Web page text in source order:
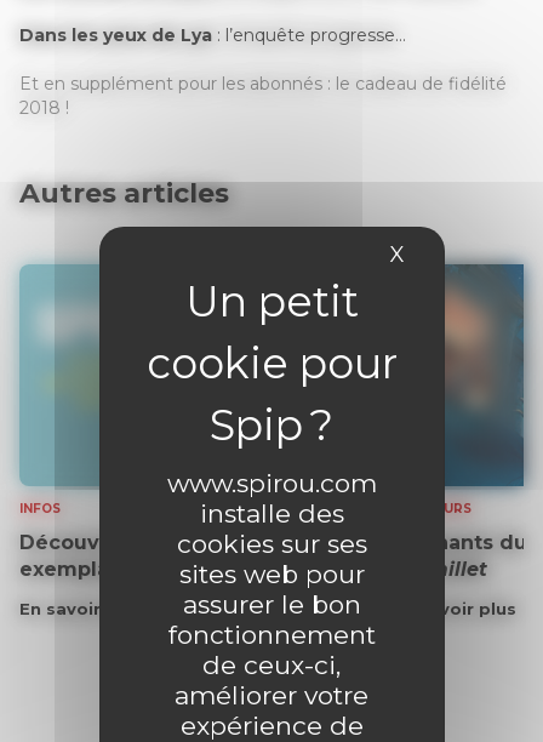
www.spirou.com
installe des
cookies sur ses
sites web pour
assurer le bon
fonctionnement
de ceux-ci,
améliorer votre
expérience de
X Masquer le
Dans les yeux de Lya : l’enquête progresse…
Et en supplément pour les abonnés : le cadeau de fidélité
2018 !
Autres articles
INFOS
Découvrez gratuitement un
exemplaire du journal !
En savoir plus
CONCOURS
Gagnants du
Grémillet
En savoir plus